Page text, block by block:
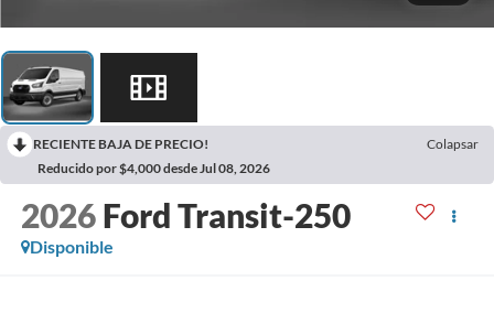
RECIENTE BAJA DE PRECIO!
Colapsar
Reducido por $4,000 desde Jul 08, 2026
2026 Ford Transit-250
Disponible